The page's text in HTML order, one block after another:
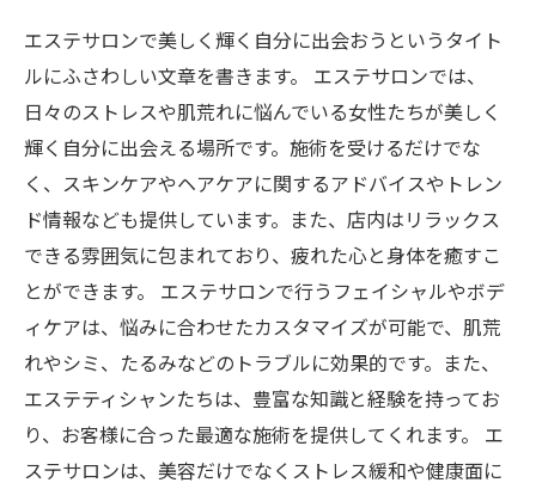
エステサロンで美しく輝く自分に出会おうというタイト
ルにふさわしい文章を書きます。 エステサロンでは、
日々のストレスや肌荒れに悩んでいる女性たちが美しく
輝く自分に出会える場所です。施術を受けるだけでな
く、スキンケアやヘアケアに関するアドバイスやトレン
ド情報なども提供しています。また、店内はリラックス
できる雰囲気に包まれており、疲れた心と身体を癒すこ
とができます。 エステサロンで行うフェイシャルやボデ
ィケアは、悩みに合わせたカスタマイズが可能で、肌荒
れやシミ、たるみなどのトラブルに効果的です。また、
エステティシャンたちは、豊富な知識と経験を持ってお
り、お客様に合った最適な施術を提供してくれます。 エ
ステサロンは、美容だけでなくストレス緩和や健康面に